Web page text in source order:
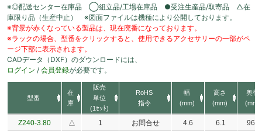
※◎配送センター在庫品 ◯組立品/工場在庫品 ●受注生産品/取寄品 △在
庫限り品（生産中止） ※図面ファイルは機種により公開しております。
※背景が赤くなっている製品は、現在廃番になっております。
※ラックの場合、型番をクリックすると、使用できるアクセサリーの一部がペ
ージ下部に表示されます。
CADデータ（DXF）のダウンロードには、
ログイン / 会員登録が必要です。
型番
在
庫
販売
単位
(1ｾｯﾄ)
RoHS
指令
幅
(mm)
高さ
(mm)
奥行
(mm)
Z240-3.80 △ 1 お問合せ 4.6 6.1
96.5